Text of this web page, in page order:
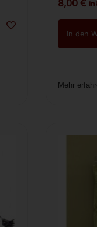
8,00 €
In den
Mehr